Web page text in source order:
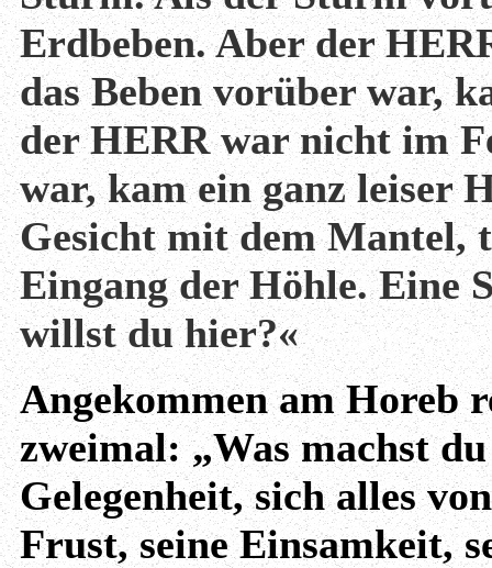
Erdbeben. Aber der
das Beben vorüber war,
der HERR war nicht im
war, kam ein ganz leiser
Gesicht mit dem Mantel,
Eingang der Höhle. Eine
willst du hier?«
Angekommen am Horeb
zweimal: „Was machst
Gelegenheit, sich alles
Frust, seine Einsamkeit,